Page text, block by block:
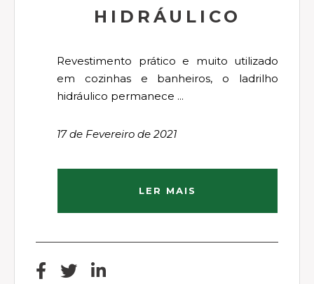
HIDRÁULICO
Revestimento prático e muito utilizado
em cozinhas e banheiros, o ladrilho
hidráulico permanece ...
17 de Fevereiro de 2021
LER MAIS